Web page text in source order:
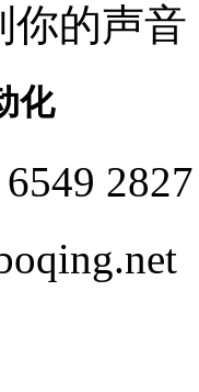
你的声音
化
2827